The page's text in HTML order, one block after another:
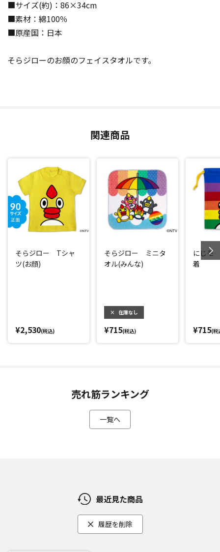
■サイズ(約)：86×34cm
■素材：綿100％
■原産国：日本
そらジローのお顔のフェイスタオルです。
関連商品
そらジロー Tシャ
ツ(お顔)
¥2,530(税込)
そらジロー ミニタ
オル(みんな)
× 在庫なし
¥715(税込)
にじモ
着
¥715(税
売れ筋ランキング
一覧へ
最近見た商品
履歴を削除